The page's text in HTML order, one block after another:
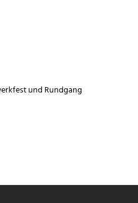
und Rundgang